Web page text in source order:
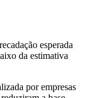
esperada
da estimativa
por empresas